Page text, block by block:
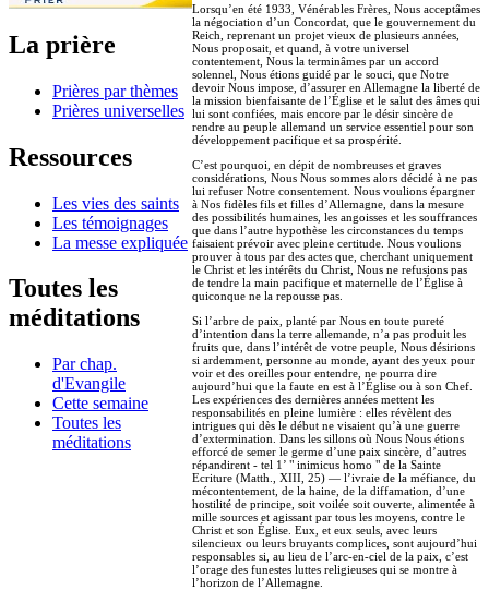
La prière
Prières par thèmes
Prières universelles
Ressources
Les vies des saints
Les témoignages
La messe expliquée
Toutes les
méditations
Par chap.
d'Evangile
Cette semaine
Toutes les
méditations
Lorsqu’en été 1933, Vénérables Frères, Nous acceptâmes
la négociation d’un Concordat, que le gouvernement du
Reich, reprenant un projet vieux de plusieurs années,
Nous proposait, et quand, à votre universel
contentement, Nous la terminâmes par un accord
solennel, Nous étions guidé par le souci, que Notre
devoir Nous impose, d’assurer en Allemagne la liberté de
la mission bienfaisante de l’Église et le salut des âmes qui
lui sont confiées, mais encore par le désir sincère de
rendre au peuple allemand un service essentiel pour son
développement pacifique et sa prospérité.
C’est pourquoi, en dépit de nombreuses et graves
considérations, Nous Nous sommes alors décidé à ne pas
lui refuser Notre consentement. Nous voulions épargner
à Nos fidèles fils et filles d’Allemagne, dans la mesure
des possibilités humaines, les angoisses et les souffrances
que dans l’autre hypothèse les circonstances du temps
faisaient prévoir avec pleine certitude. Nous voulions
prouver à tous par des actes que, cherchant uniquement
le Christ et les intérêts du Christ, Nous ne refusions pas
de tendre la main pacifique et maternelle de l’Église à
quiconque ne la repousse pas.
Si l’arbre de paix, planté par Nous en toute pureté
d’intention dans la terre allemande, n’a pas produit les
fruits que, dans l’intérêt de votre peuple, Nous désirions
si ardemment, personne au monde, ayant des yeux pour
voir et des oreilles pour entendre, ne pourra dire
aujourd’hui que la faute en est à l’Église ou à son Chef.
Les expériences des dernières années mettent les
responsabilités en pleine lumière : elles révèlent des
intrigues qui dès le début ne visaient qu’à une guerre
d’extermination. Dans les sillons où Nous Nous étions
efforcé de semer le germe d’une paix sincère, d’autres
répandirent - tel 1’ " inimicus homo " de la Sainte
Ecriture (Matth., XIII, 25) — l’ivraie de la méfiance, du
mécontentement, de la haine, de la diffamation, d’une
hostilité de principe, soit voilée soit ouverte, alimentée à
mille sources et agissant par tous les moyens, contre le
Christ et son Église. Eux, et eux seuls, avec leurs
silencieux ou leurs bruyants complices, sont aujourd’hui
responsables si, au lieu de l’arc-en-ciel de la paix, c’est
l’orage des funestes luttes religieuses qui se montre à
l’horizon de l’Allemagne.